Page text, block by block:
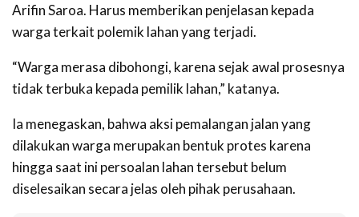
Arifin Saroa. Harus memberikan penjelasan kepada
warga terkait polemik lahan yang terjadi.
“Warga merasa dibohongi, karena sejak awal prosesnya
tidak terbuka kepada pemilik lahan,” katanya.
Ia menegaskan, bahwa aksi pemalangan jalan yang
dilakukan warga merupakan bentuk protes karena
hingga saat ini persoalan lahan tersebut belum
diselesaikan secara jelas oleh pihak perusahaan.